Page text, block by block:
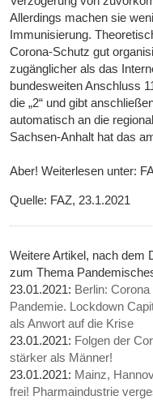
Allerdings machen sie
Immunisierung.
Corona-Schutz gut
zugänglicher als das
bundesweiten Anschluss
die „2“ und gibt
automatisch an die
Sachsen-Anhalt hat das
Aber! Weiterlesen unter:
Quelle: FAZ, 23.1.2021
Weitere Artikel, nach dem
zum Thema
23.01.2021: Berlin:
Pandemie. Lockdown
als Anwort auf die Krise
23.01.2021: Folgen der
stärker als Männer!
23.01.2021: Mainz,
frei! Pharmaindustrie